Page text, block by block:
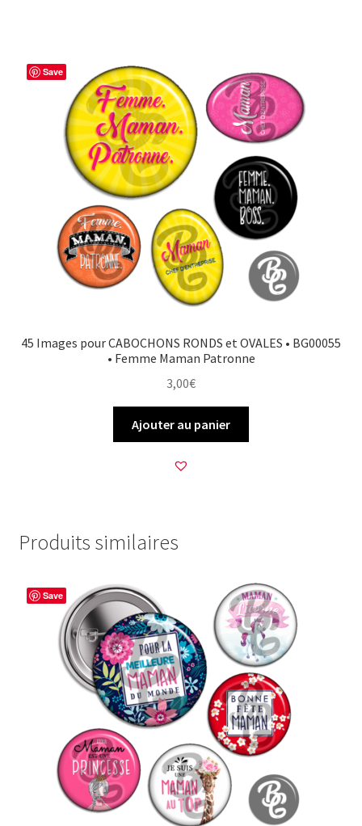
Save
45 Images pour CABOCHONS RONDS et OVALES • BG00055
• Femme Maman Patronne
3,00€
Ajouter au panier
Produits similaires
Save